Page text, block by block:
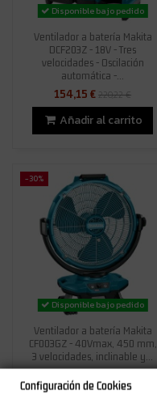
Disponible bajo pedido
Ventilador a batería Makita
DCF203Z - 18V - Tres
velocidades - Oscilación
automática -...
154,15 €220,22 €
Añadir al carrito
-30%
Disponible bajo pedido
Ventilador a batería Makita
CF003GZ - 40Vmax, 450 mm,
3 velocidades, inclinable y...
Configuración de Cookies